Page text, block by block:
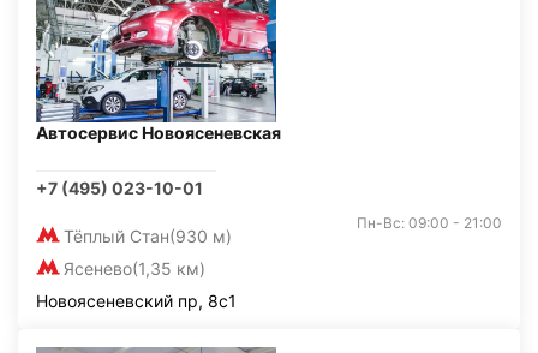
Автосервис Новоясеневская
+7 (495) 023-10-01
Тёплый Стан(930 м)
Ясенево(1,35 км)
Пн-Вс: 09:00 - 21:00
Новоясеневский пр, 8с1